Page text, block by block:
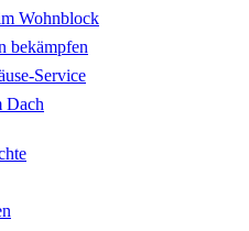
Wohnblock
bekämpfen
Service
Dach